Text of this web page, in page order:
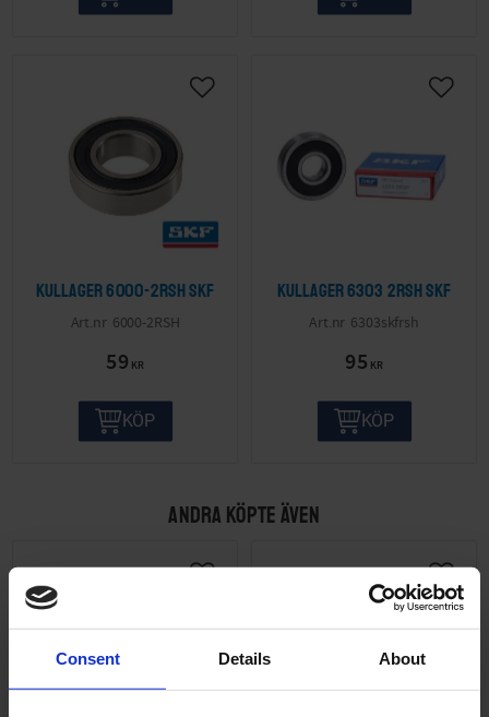
Consent Details About
Kullager 6000-2RSH SKF
6000-2RSH
59 KR
KÖP
Kullager 6303 2RSH SKF
6303skfrsh
95 KR
KÖP
ANDRA KÖPTE ÄVEN